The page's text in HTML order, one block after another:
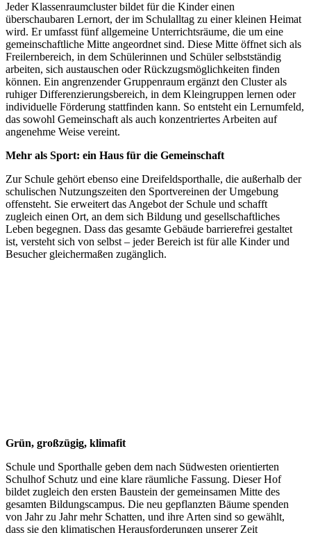
Jeder Klassenraumcluster bildet für die Kinder einen
überschaubaren Lernort, der im Schulalltag zu einer kleinen Heimat
wird. Er umfasst fünf allgemeine Unterrichtsräume, die um eine
gemeinschaftliche Mitte angeordnet sind. Diese Mitte öffnet sich als
Freilernbereich, in dem Schülerinnen und Schüler selbstständig
arbeiten, sich austauschen oder Rückzugsmöglichkeiten finden
können. Ein angrenzender Gruppenraum ergänzt den Cluster als
ruhiger Differenzierungsbereich, in dem Kleingruppen lernen oder
individuelle Förderung stattfinden kann. So entsteht ein Lernumfeld,
das sowohl Gemeinschaft als auch konzentriertes Arbeiten auf
angenehme Weise vereint.
Mehr als Sport: ein Haus für die Gemeinschaft
Zur Schule gehört ebenso eine Dreifeldsporthalle, die außerhalb der
schulischen Nutzungszeiten den Sportvereinen der Umgebung
offensteht. Sie erweitert das Angebot der Schule und schafft
zugleich einen Ort, an dem sich Bildung und gesellschaftliches
Leben begegnen. Dass das gesamte Gebäude barrierefrei gestaltet
ist, versteht sich von selbst – jeder Bereich ist für alle Kinder und
Besucher gleichermaßen zugänglich.
Grün, großzügig, klimafit
Schule und Sporthalle geben dem nach Südwesten orientierten
Schulhof Schutz und eine klare räumliche Fassung. Dieser Hof
bildet zugleich den ersten Baustein der gemeinsamen Mitte des
gesamten Bildungscampus. Die neu gepflanzten Bäume spenden
von Jahr zu Jahr mehr Schatten, und ihre Arten sind so gewählt,
dass sie den klimatischen Herausforderungen unserer Zeit